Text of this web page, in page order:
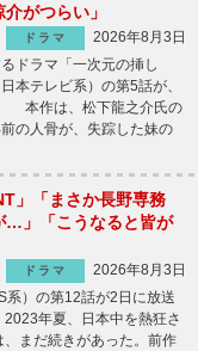
がつらい」
ドラマ
2026年8月3日
ドラマ「一次元の挿し
本テレビ系）の第5話が、
本作は、松下龍之介氏の
の人骨が、失踪した妹の
」「まさか長野専務
…」「こうなると皆が
ドラマ
2026年8月3日
）の第12話が2日に放送
年夏、日本中を熱狂さ
まだ続きがあった。前作